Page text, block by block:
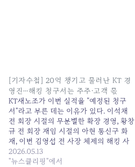
[기자수첩] 20억 챙기고 물러난 KT 경
영진…해킹 청구서는 주주·고객 몫
KT새노조가 이번 실적을 "예정된 청구
서"라고 부른 데는 이유가 있다. 이석채
전 회장 시절의 무분별한 확장 경영, 황창
규 전 회장 재임 시절의 아현 통신구 화
재, 이번 김영섭 전 사장 체제의 해킹 사
태. 낙하산 외부... 원본 기사: [기자수첩]
20억 챙기고 물러난 KT 경영진…해킹 청
2026.05.13
"뉴스클리핑"에서